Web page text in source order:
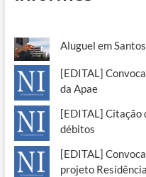
Aluguel em
[EDITAL]
da Apae
[EDITAL] Citação
débitos
[EDITAL]
projeto